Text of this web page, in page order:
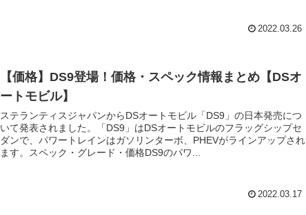
2022.03.26
【価格】DS9登場！価格・スペック情報まとめ【DSオ
ートモビル】
ステランティスジャパンからDSオートモビル「DS9」の日本発売につ
いて発表されました。「DS9」はDSオートモビルのフラッグシップセ
ダンで、パワートレインはガソリンターボ、PHEVがラインアップされ
ます。スペック・グレード・価格DS9のパワ...
2022.03.17